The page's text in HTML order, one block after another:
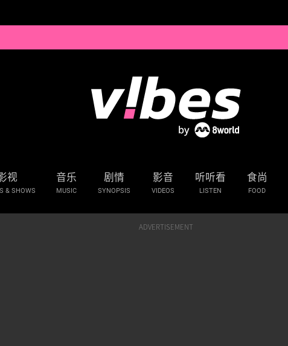
视
& SHOWS
音乐
MUSIC
剧情
SYNOPSIS
影音
VIDEOS
听听看
LISTEN
食尚
FOOD
ADVERTISEMENT